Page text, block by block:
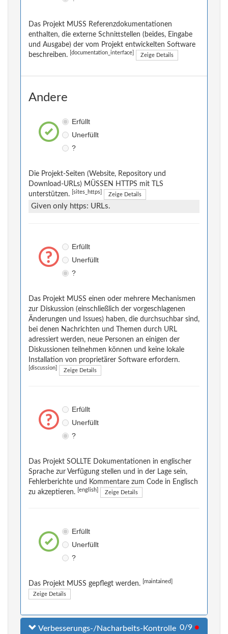
Das Projekt MUSS Referenzdokumentationen
enthalten, die externe Schnittstellen (beides, Eingabe
und Ausgabe) der vom Projekt entwickelten Software
beschreiben.
[documentation_interface] Zeige Details
Andere
Erfüllt
Unerfüllt
?
Die Projekt-Seiten (Website, Repository und
Download-URLs) MÜSSEN HTTPS mit TLS
unterstützen.
[sites_https] Zeige Details
Given only https: URLs.
Erfüllt
Unerfüllt
?
Das Projekt MUSS einen oder mehrere Mechanismen
zur Diskussion (einschließlich der vorgeschlagenen
Änderungen und Issues) haben, die durchsuchbar sind,
bei denen Nachrichten und Themen durch URL
adressiert werden, neue Personen an einigen der
Diskussionen teilnehmen können und keine lokale
Installation von proprietärer Software erfordern.
[discussion] Zeige Details
Erfüllt
Unerfüllt
?
Das Projekt SOLLTE Dokumentationen in englischer
Sprache zur Verfügung stellen und in der Lage sein,
Fehlerberichte und Kommentare zum Code in Englisch
zu akzeptieren.
[english] Zeige Details
Erfüllt
Unerfüllt
?
Das Projekt MUSS gepflegt werden. [maintained]
Zeige Details
Verbesserungs-/Nacharbeits-Kontrolle 0/9 ●